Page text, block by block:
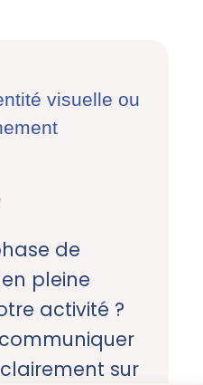
visuelle ou
de
pleine
activité ?
sur